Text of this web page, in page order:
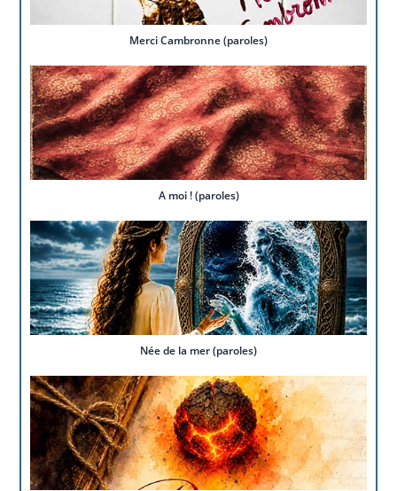
Merci Cambronne (paroles)
A moi ! (paroles)
Née de la mer (paroles)